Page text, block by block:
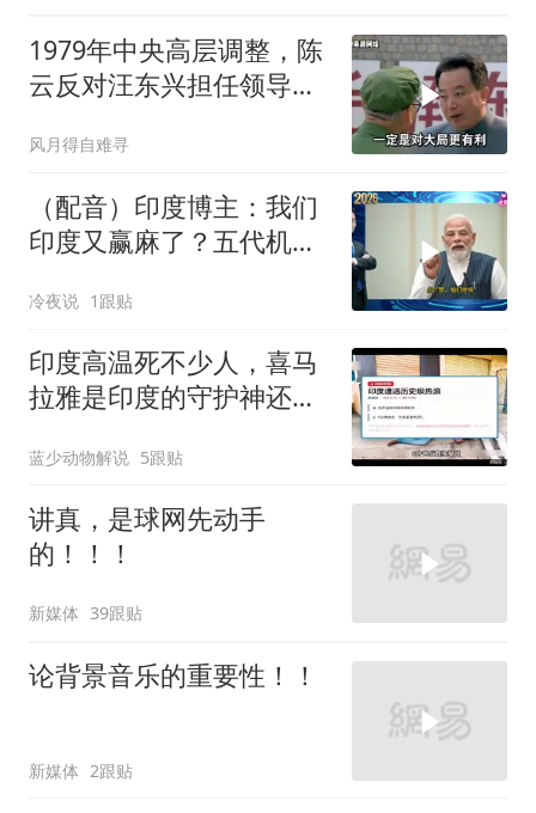
1979年中央高层调整，陈
云反对汪东兴担任领导职
风月得自难寻
（配音）印度博主：我们
印度又赢麻了？五代机还
贴上了，欧洲还排着队求
合作
冷夜说 1跟贴
印度高温死不少人，喜马
拉雅是印度的守护神还是
蓝少动物解说 5跟贴
讲真，是球网先动手
的！！！
新媒体 39跟贴
论背景音乐的重要性！！
新媒体 2跟贴